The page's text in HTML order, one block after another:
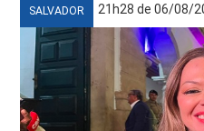
SALVADOR 21h28 de 06/08/